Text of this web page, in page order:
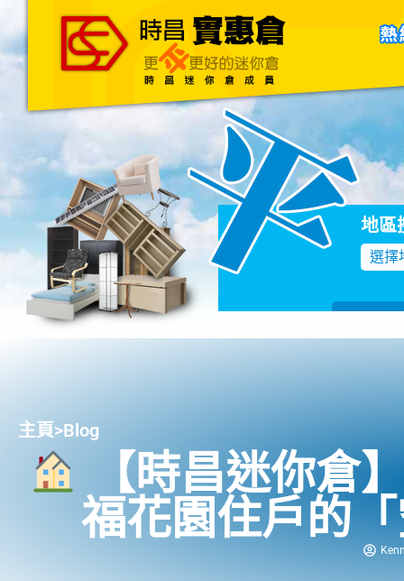
主頁 關於我們 聯絡我們
地區
選擇
主頁>Blog
【時昌迷你倉
福花園住戶的